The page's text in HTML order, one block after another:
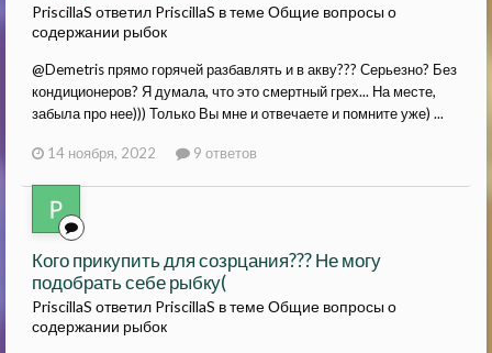
PriscillaS ответил PriscillaS в темеОбщие вопросы о
содержании рыбок
@Demetris прямо горячей разбавлять и в акву??? Серьезно? Без
кондиционеров? Я думала, что это смертный грех... На месте,
забыла про нее))) Только Вы мне и отвечаете и помните уже) ...
14 ноября, 2022 9 ответов
Кого прикупить для созрцания??? Не могу
подобрать себе рыбку(
PriscillaS ответил PriscillaS в темеОбщие вопросы о
содержании рыбок